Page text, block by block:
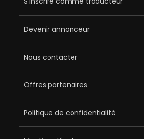
Devenir annonceur
Nous contacter
Offres partenaires
Politique de confidentialité